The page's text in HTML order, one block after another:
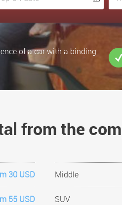
of a car with a binding
from the
30 USD Middle
55 USD SUV